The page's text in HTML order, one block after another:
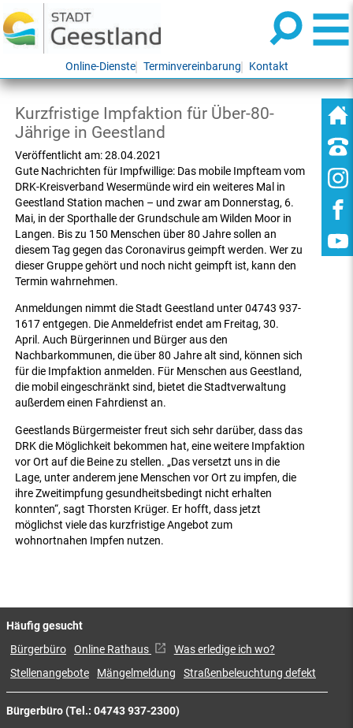
Online-Dienste Terminvereinbarung Kontakt
Kurzfristige Impfaktion für Über-80-
Jährige in Geestland
Veröffentlicht am:28.04.2021
Gute Nachrichten für Impfwillige: Das mobile Impfteam vom
DRK-Kreisverband Wesermünde wird ein weiteres Mal in
Geestland Station machen – und zwar am Donnerstag, 6.
Mai, in der Sporthalle der Grundschule am Wilden Moor in
Langen. Bis zu 150 Menschen über 80 Jahre sollen an
diesem Tag gegen das Coronavirus geimpft werden. Wer zu
dieser Gruppe gehört und noch nicht geimpft ist, kann den
Termin wahrnehmen.
Anmeldungen nimmt die Stadt Geestland unter 04743 937-
1617 entgegen. Die Anmeldefrist endet am Freitag, 30.
April. Auch Bürgerinnen und Bürger aus den
Nachbarkommunen, die über 80 Jahre alt sind, können sich
für die Impfaktion anmelden. Für Menschen aus Geestland,
die mobil eingeschränkt sind, bietet die Stadtverwaltung
außerdem einen Fahrdienst an.
Geestlands Bürgermeister freut sich sehr darüber, dass das
DRK die Möglichkeit bekommen hat, eine weitere Impfaktion
vor Ort auf die Beine zu stellen. „Das versetzt uns in die
Lage, unter anderem jene Menschen vor Ort zu impfen, die
ihre Zweitimpfung gesundheitsbedingt nicht erhalten
konnten“, sagt Thorsten Krüger. Er hofft, dass jetzt
möglichst viele das kurzfristige Angebot zum
wohnortnahen Impfen nutzen.
Bürgerbüro (Tel.: 04743 937-2300)
Häufig gesucht
Bürgerbüro Online Rathaus
Was erledige ich wo?
Stellenangebote
Mängelmeldung Straßenbeleuchtung defekt